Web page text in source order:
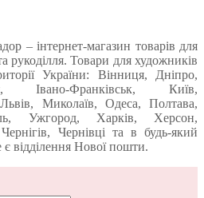
– інтернет-магазин товарів для
рукоділля. Товари для художників
України: Вінниця, Дніпро,
Івано-Франківськ, Київ,
Миколаїв, Одеса, Полтава,
Ужгород, Харків, Херсон,
Чернівці та в будь-який
відділення Нової пошти.